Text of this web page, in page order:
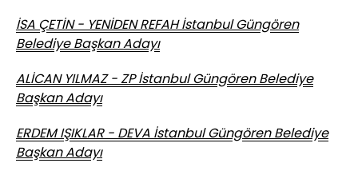
İSA ÇETİN - YENİDEN REFAH İstanbul Güngören
Belediye Başkan Adayı
ALİCAN YILMAZ - ZP İstanbul Güngören Belediye
Başkan Adayı
ERDEM IŞIKLAR - DEVA İstanbul Güngören Belediye
Başkan Adayı